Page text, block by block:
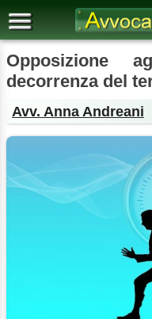
Opposizione
decorrenza del
Avv. Anna Andreani